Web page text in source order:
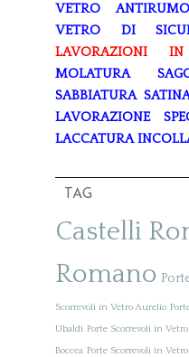
VETRO
VETRO DI
LAVORAZIONI
MOLATURA
SABBIATURA
LAVORAZIONE
LACCATURA
TAG
Castelli
Romano
Scorrevoli in Vetro Aurelio
Ubaldi Porte Scorrevoli in
Boccea Porte Scorrevoli in